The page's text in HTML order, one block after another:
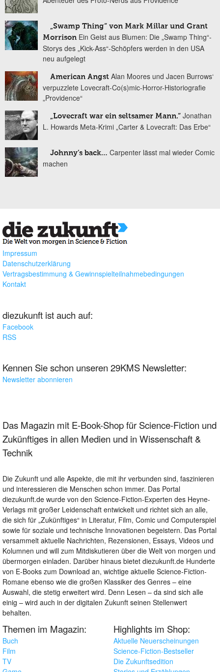
„Swamp Thing“ von Mark Millar und Grant
Morrison Ein Geist aus Blumen: Die „Swamp Thing“-
Storys des „Kick-Ass“-Schöpfers werden in den USA
neu aufgelegt
American Angst Alan Moores und Jacen Burrows‘
verpuzzlete Lovecraft-Co(s)mic-Horror-Historiografie
„Providence“
„Lovecraft war ein seltsamer Mann.“ Jonathan
L. Howards Meta-Krimi „Carter & Lovecraft: Das Erbe“
Johnny’s back… Carpenter lässt mal wieder Comic
machen
Impressum
Datenschutzerklärung
Vertragsbestimmung & Gewinnspielteilnahmebedingungen
Kontakt
diezukunft ist auch auf:
Facebook
RSS
Kennen Sie schon unseren 29KMS Newsletter:
Newsletter abonnieren
Das Magazin mit E-Book-Shop für Science-Fiction und
Zukünftiges in allen Medien und in Wissenschaft &
Technik
Die Zukunft und alle Aspekte, die mit ihr verbunden sind, faszinieren
und interessieren die Menschen schon immer. Das Portal
diezukunft.de wurde von den Science-Fiction-Experten des Heyne-
Verlags mit großer Leidenschaft entwickelt und richtet sich an alle,
die sich für „Zukünftiges“ in Literatur, Film, Comic und Computerspiel
sowie für soziale und technische Innovationen begeistern. Das Portal
versammelt aktuelle Nachrichten, Rezensionen, Essays, Videos und
Kolumnen und will zum Mitdiskutieren über die Welt von morgen und
übermorgen einladen. Darüber hinaus bietet diezukunft.de Hunderte
von E-Books zum Download an, wichtige aktuelle Science-Fiction-
Romane ebenso wie die großen Klassiker des Genres – eine
Auswahl, die stetig erweitert wird. Denn Lesen – da sind sich alle
einig – wird auch in der digitalen Zukunft seinen Stellenwert
behalten.
Themen im Magazin:
Buch
Film
TV
Highlights im Shop:
Aktuelle Neuerscheinungen
Science-Fiction-Bestseller
Die Zukunftsedition